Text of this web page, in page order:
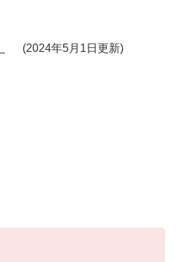
2024年5月1日更新